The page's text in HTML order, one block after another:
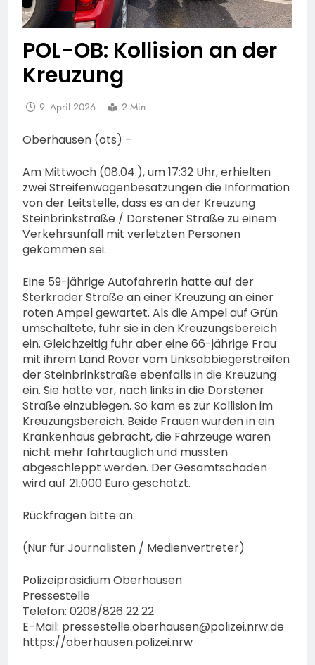
POL-OB: Kollision an der
Kreuzung
9. April 2026 2 Min
Oberhausen (ots) –
Am Mittwoch (08.04.), um 17:32 Uhr, erhielten
zwei Streifenwagenbesatzungen die Information
von der Leitstelle, dass es an der Kreuzung
Steinbrinkstraße / Dorstener Straße zu einem
Verkehrsunfall mit verletzten Personen
gekommen sei.
Eine 59-jährige Autofahrerin hatte auf der
Sterkrader Straße an einer Kreuzung an einer
roten Ampel gewartet. Als die Ampel auf Grün
umschaltete, fuhr sie in den Kreuzungsbereich
ein. Gleichzeitig fuhr aber eine 66-jährige Frau
mit ihrem Land Rover vom Linksabbiegerstreifen
der Steinbrinkstraße ebenfalls in die Kreuzung
ein. Sie hatte vor, nach links in die Dorstener
Straße einzubiegen. So kam es zur Kollision im
Kreuzungsbereich. Beide Frauen wurden in ein
Krankenhaus gebracht, die Fahrzeuge waren
nicht mehr fahrtauglich und mussten
abgeschleppt werden. Der Gesamtschaden
wird auf 21.000 Euro geschätzt.
Rückfragen bitte an:
(Nur für Journalisten / Medienvertreter)
Polizeipräsidium Oberhausen
Pressestelle
Telefon: 0208/826 22 22
E-Mail: pressestelle.oberhausen@polizei.nrw.de
https://oberhausen.polizei.nrw